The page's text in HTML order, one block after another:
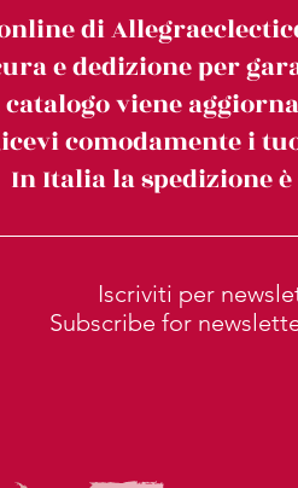
di
e dedizione per
viene
comodamente i
In Italia la spedizione
Iscriviti per
Subscribe for